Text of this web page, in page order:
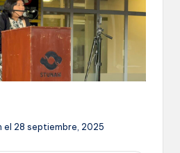
el 28 septiembre, 2025